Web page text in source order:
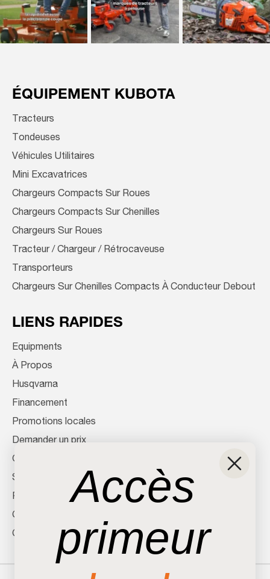
ÉQUIPEMENT KUBOTA
Tracteurs
Tondeuses
Véhicules Utilitaires
Mini Excavatrices
Chargeurs Compacts Sur Roues
Chargeurs Compacts Sur Chenilles
Chargeurs Sur Roues
Tracteur / Chargeur / Rétrocaveuse
Transporteurs
Chargeurs Sur Chenilles Compacts À Conducteur Debout
LIENS RAPIDES
Equipments
À Propos
Husqvarna
Financement
Promotions locales
Demander un prix
Offres Kubota
Service
Pièces
Contactez-nous
Carrières
Accès
primeur